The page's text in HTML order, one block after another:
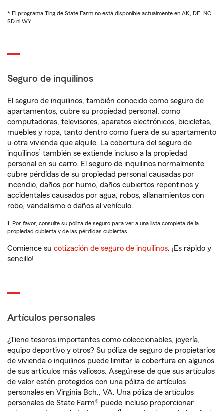
* El programa Ting de State Farm no está disponible actualmente en AK, DE, NC,
SD ni WY
Seguro de inquilinos
El seguro de inquilinos, también conocido como seguro de
apartamentos, cubre su propiedad personal, como
computadoras, televisores, aparatos electrónicos, bicicletas,
muebles y ropa, tanto dentro como fuera de su apartamento
u otra vivienda que alquile. La cobertura del seguro de
inquilinos1 también se extiende incluso a la propiedad
personal en su carro. El seguro de inquilinos normalmente
cubre pérdidas de su propiedad personal causadas por
incendio, daños por humo, daños cubiertos repentinos y
accidentales causados por agua, robos, allanamientos con
robo, vandalismo o daños al vehículo.
1. Por favor, consulte su póliza de seguro para ver a una lista completa de la
propiedad cubierta y de las pérdidas cubiertas.
Comience su cotización de seguro de inquilinos. ¡Es rápido y
sencillo!
Artículos personales
¿Tiene tesoros importantes como coleccionables, joyería,
equipo deportivo y otros? Su póliza de seguro de propietarios
de vivienda o inquilinos puede limitar la cobertura en algunos
de sus artículos más valiosos. Asegúrese de que sus artículos
de valor estén protegidos con una póliza de artículos
personales en Virginia Bch., VA. Una póliza de artículos
personales de State Farm® puede incluso proporcionar